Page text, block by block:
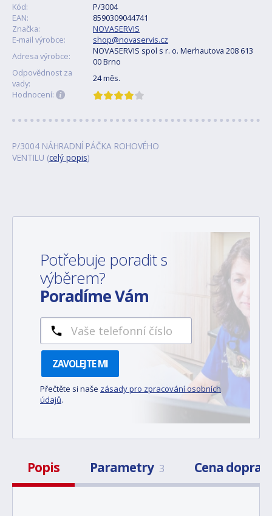
Kód:
P/3004
EAN:
8590309044741
Značka:
NOVASERVIS
E-mail výrobce:
shop@novaservis.cz
Adresa výrobce:
NOVASERVIS spol s r. o. Merhautova 208 613
00 Brno
Odpovědnost za
vady:
24 měs.
Hodnocení:
P/3004 NÁHRADNÍ PÁČKA ROHOVÉHO
VENTILU (celý popis)
Potřebuje poradit s
výběrem?
Poradíme Vám
ZAVOLEJTE MI
Přečtěte si naše zásady pro zpracování osobních
údajů.
Popis Parametry 3 Cena